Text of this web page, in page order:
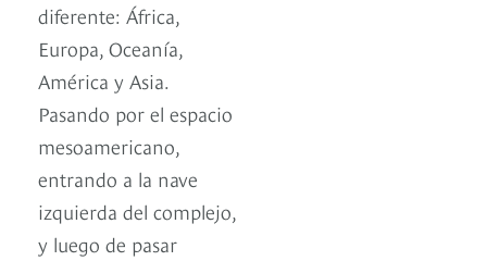
diferente: África,
Europa, Oceanía,
América y Asia.
Pasando por el espacio
mesoamericano,
entrando a la nave
izquierda del complejo,
y luego de pasar